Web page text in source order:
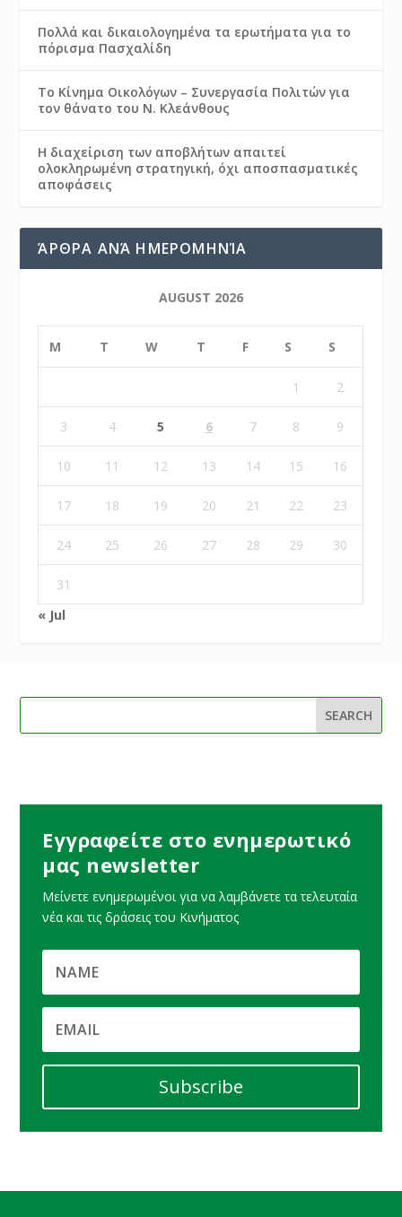
Πολλά και δικαιολογημένα τα ερωτήματα για το
πόρισμα Πασχαλίδη
Το Κίνημα Οικολόγων – Συνεργασία Πολιτών για
τον θάνατο του Ν. Κλεάνθους
Η διαχείριση των αποβλήτων απαιτεί
ολοκληρωμένη στρατηγική, όχι αποσπασματικές
αποφάσεις
ΆΡΘΡΑ ΑΝΆ ΗΜΕΡΟΜΗΝΊΑ
AUGUST 2026
M T W T F S S
1 2
3 4 5 6 7 8 9
10 11 12 13 14 15 16
17 18 19 20 21 22 23
24 25 26 27 28 29 30
31
« Jul
Εγγραφείτε στο ενημερωτικό
μας newsletter
Μείνετε ενημερωμένοι για να λαμβάνετε τα τελευταία
νέα και τις δράσεις του Κινήματος
Subscribe